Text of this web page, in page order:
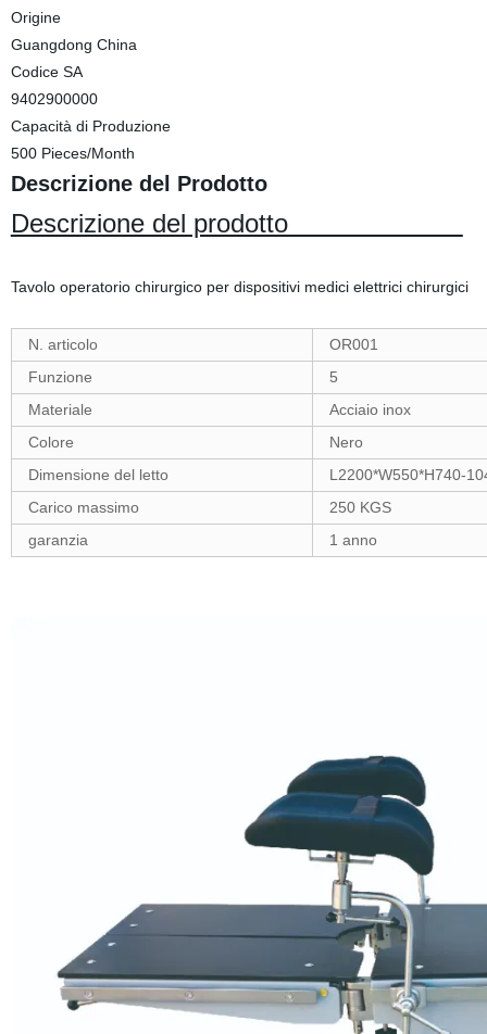
Origine
Guangdong China
Codice SA
9402900000
Capacità di Produzione
500 Pieces/Month
Descrizione del Prodotto
Descrizione del prodotto
Tavolo operatorio chirurgico per dispositivi medici elettrici chirurgici
N. articolo
OR001
Funzione
5
Materiale
Acciaio inox
Colore
Nero
Dimensione del letto
L2200*W550*H740-
Carico massimo
250 KGS
garanzia
1 anno